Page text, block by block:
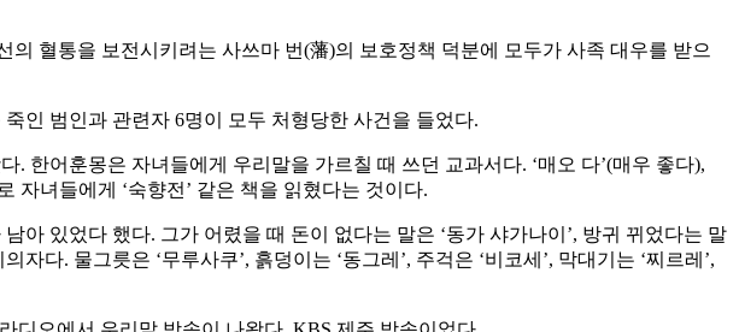
혈통을 보전시키려는 사쓰마 번(藩)의 보호정책 덕분에 모두가 사족 대우를 받으
인 범인과 관련자 6명이 모두 처형당한 사건을 들었다.
. 한어훈몽은 자녀들에게 우리말을 가르칠 때 쓰던 교과서다. ‘매오 다’(매우 좋다),
자녀들에게 ‘숙향전’ 같은 책을 읽혔다는 것이다.
있었다 했다. 그가 어렸을 때 돈이 없다는 말은 ‘동가 샤가나이’, 방귀 뀌었다는 말
다. 물그릇은 ‘무루사쿠’, 흙덩이는 ‘동그레’, 주걱은 ‘비코세’, 막대기는 ‘찌르레’,